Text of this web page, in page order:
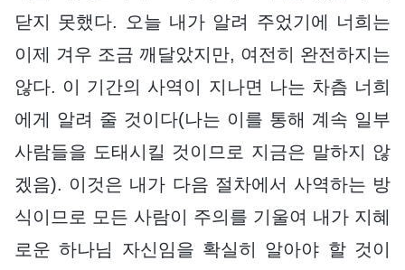
닫지 못했다. 오늘 내가 알려 주었기에 너희는
이제 겨우 조금 깨달았지만, 여전히 완전하지는
않다. 이 기간의 사역이 지나면 나는 차츰 너희
에게 알려 줄 것이다(나는 이를 통해 계속 일부
사람들을 도태시킬 것이므로 지금은 말하지 않
겠음). 이것은 내가 다음 절차에서 사역하는 방
식이므로 모든 사람이 주의를 기울여 내가 지혜
로운 하나님 자신임을 확실히 알아야 할 것이